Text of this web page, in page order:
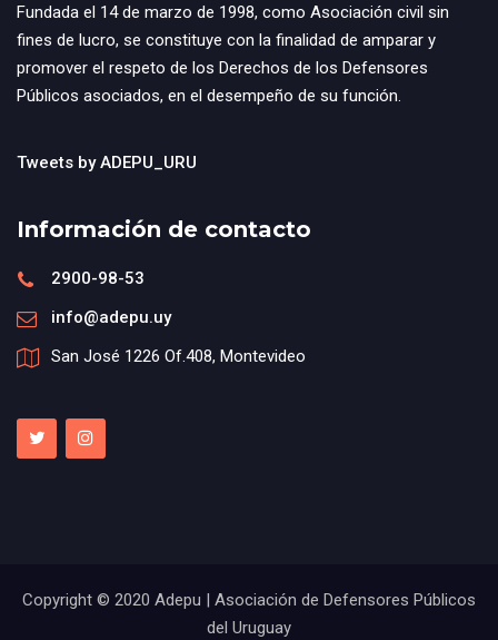
Fundada el 14 de marzo de 1998, como Asociación civil sin
fines de lucro, se constituye con la finalidad de amparar y
promover el respeto de los Derechos de los Defensores
Públicos asociados, en el desempeño de su función.
Tweets by ADEPU_URU
Información de contacto
2900-98-53
info@adepu.uy
San José 1226 Of.408, Montevideo
Copyright © 2020 Adepu | Asociación de Defensores Públicos
del Uruguay